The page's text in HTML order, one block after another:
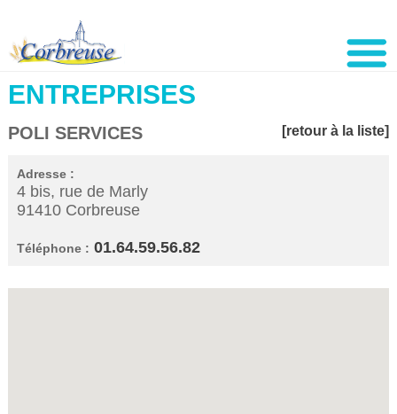
ENTREPRISES
POLI SERVICES [retour à la liste]
Adresse :
4 bis, rue de Marly
91410 Corbreuse
Téléphone : 01.64.59.56.82